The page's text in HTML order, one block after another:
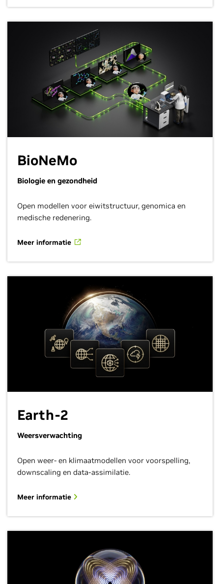
BioNeMo
Biologie en gezondheid
Open modellen voor eiwitstructuur, genomica en
medische redenering.
Meer informatie
Earth-2
Weersverwachting
Open weer- en klimaatmodellen voor voorspelling,
downscaling en data-assimilatie.
Meer informatie